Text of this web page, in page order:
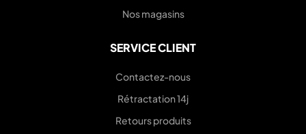
Nos magasins
SERVICE CLIENT
Contactez-nous
Rétractation 14j
Retours produits